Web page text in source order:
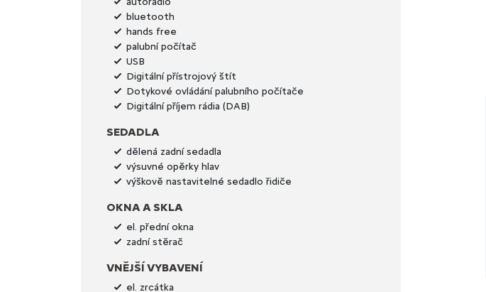
bluetooth
hands free
palubní počítač
USB
Digitální přístrojový štít
Dotykové ovládání palubního počítače
Digitální příjem rádia (DAB)
SEDADLA
dělená zadní sedadla
výsuvné opěrky hlav
výškově nastavitelné sedadlo řidiče
OKNA A SKLA
el. přední okna
zadní stěrač
VNĚJŠÍ VYBAVENÍ
el. zrcátka